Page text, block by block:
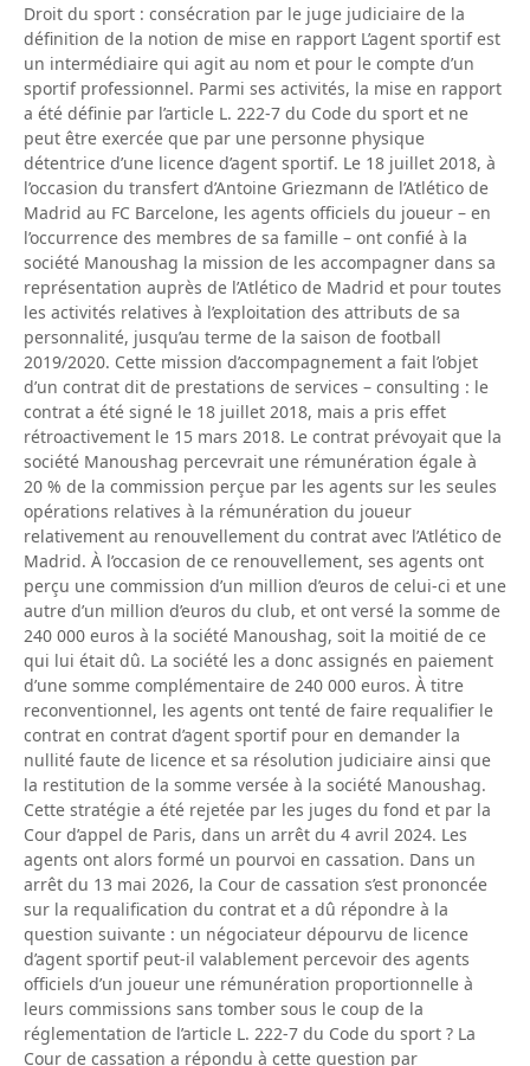
Droit du sport : consécration par le juge judiciaire de la
définition de la notion de mise en rapport L’agent sportif est
un intermédiaire qui agit au nom et pour le compte d’un
sportif professionnel. Parmi ses activités, la mise en rapport
a été définie par l’article L. 222-7 du Code du sport et ne
peut être exercée que par une personne physique
détentrice d’une licence d’agent sportif. Le 18 juillet 2018, à
l’occasion du transfert d’Antoine Griezmann de l’Atlético de
Madrid au FC Barcelone, les agents officiels du joueur – en
l’occurrence des membres de sa famille – ont confié à la
société Manoushag la mission de les accompagner dans sa
représentation auprès de l’Atlético de Madrid et pour toutes
les activités relatives à l’exploitation des attributs de sa
personnalité, jusqu’au terme de la saison de football
2019/2020. Cette mission d’accompagnement a fait l’objet
d’un contrat dit de prestations de services – consulting : le
contrat a été signé le 18 juillet 2018, mais a pris effet
rétroactivement le 15 mars 2018. Le contrat prévoyait que la
société Manoushag percevrait une rémunération égale à
20 % de la commission perçue par les agents sur les seules
opérations relatives à la rémunération du joueur
relativement au renouvellement du contrat avec l’Atlético de
Madrid. À l’occasion de ce renouvellement, ses agents ont
perçu une commission d’un million d’euros de celui-ci et une
autre d’un million d’euros du club, et ont versé la somme de
240 000 euros à la société Manoushag, soit la moitié de ce
qui lui était dû. La société les a donc assignés en paiement
d’une somme complémentaire de 240 000 euros. À titre
reconventionnel, les agents ont tenté de faire requalifier le
contrat en contrat d’agent sportif pour en demander la
nullité faute de licence et sa résolution judiciaire ainsi que
la restitution de la somme versée à la société Manoushag.
Cette stratégie a été rejetée par les juges du fond et par la
Cour d’appel de Paris, dans un arrêt du 4 avril 2024. Les
agents ont alors formé un pourvoi en cassation. Dans un
arrêt du 13 mai 2026, la Cour de cassation s’est prononcée
sur la requalification du contrat et a dû répondre à la
question suivante : un négociateur dépourvu de licence
d’agent sportif peut-il valablement percevoir des agents
officiels d’un joueur une rémunération proportionnelle à
leurs commissions sans tomber sous le coup de la
réglementation de l’article L. 222-7 du Code du sport ? La
Cour de cassation a répondu à cette question par